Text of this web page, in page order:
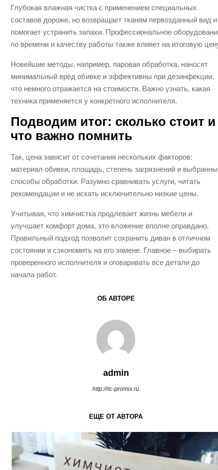
Глубокая влажная чистка с применением специальных
составов дороже, но возвращает тканям первозданный вид и
помогает устранить запахи. Профессиональное
по времени и качеству работы также влияет на итоговую
Новейшие методы, например, паровая обработка, наносят
минимальный вред обивке и эффективны при дезинфекции,
что немного отражается на стоимости. Важно узнать, какая
техника применяется у конкретного исполнителя.
Подводим итог: сколько стоит и
что важно помнить
Так, цена зависит от сочетания нескольких факторов:
материал обивки, площадь, степень загрязнений и
способы обработки. Разумно сравнивать услуги, читать
рекомендации и не искать исключительно низкие цены.
Учитывая, что химчистка продлевает жизнь мебели и
улучшает комфорт дома, это вложение вполне оправдано.
Правильный подход позволит сохранить диван в отличном
состоянии и сэкономить на его замене. Главное – выбирать
проверенного исполнителя и оговаривать все детали до
начала работ.
ОБ АВТОРЕ
admin
http://itc-promix.ru
ЕЩЕ ОТ АВТОРА